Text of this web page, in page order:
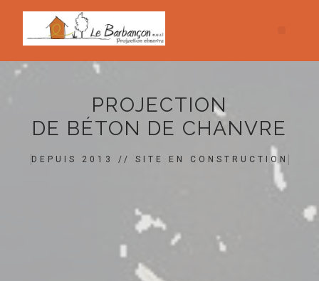
PROJECTION
DE BÉTON DE CHANVRE
DEPUIS 2013 // SITE EN CONSTRUCTION